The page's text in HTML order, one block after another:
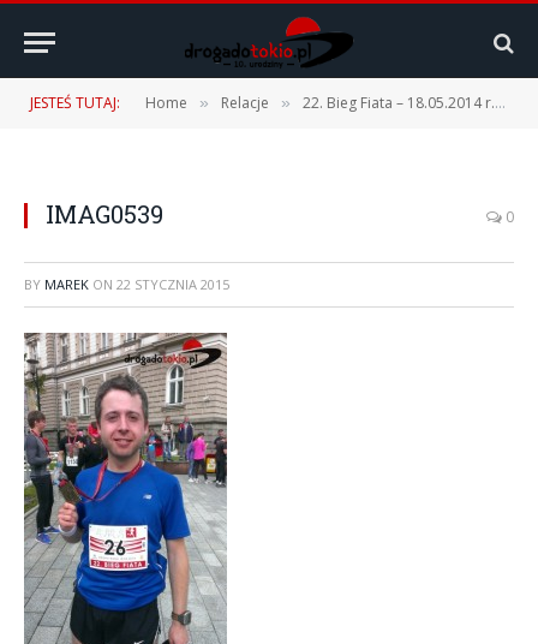
JESTEŚ TUTAJ: Home » Relacje » 22. Bieg Fiata – 18.05.2014 r.
IMAG0539 0
BY MAREK ON 22 STYCZNIA 2015